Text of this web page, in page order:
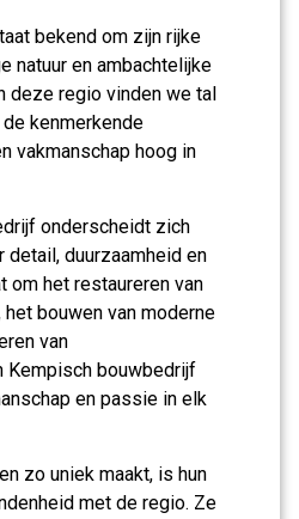
bekend om zijn rijke
natuur en ambachtelijke
deze regio vinden we tal
kenmerkende
vakmanschap hoog in
onderscheidt zich
detail, duurzaamheid en
om het restaureren van
bouwen van moderne
van
Kempisch bouwbedrijf
en passie in elk
zo uniek maakt, is hun
met de regio. Ze